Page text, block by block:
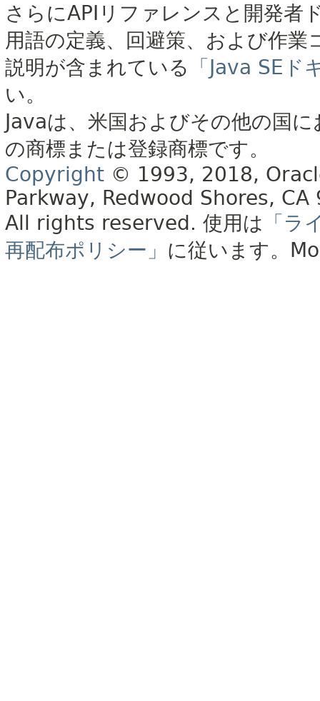
さらにAPIリファレンスと開発者
用語の定義、回避策、および作
説明が含まれている
「Java SE
い。
Javaは、米国およびその他の国
の商標または登録商標です。
Copyright © 1993, 2018,
Parkway, Redwood Shores, CA
All rights reserved. 使用は 「ラ
再配布ポリシー」 に従います。